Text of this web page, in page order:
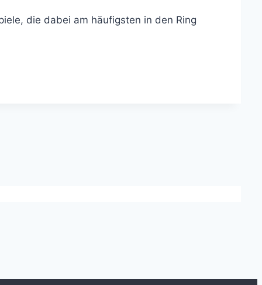
die dabei am häufigsten in den Ring